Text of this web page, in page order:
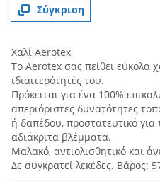
Σύγκριση
Χαλί Aerotex
Το Aerotex σας πείθει εύκολα
ιδιαιτερότητές του.
Πρόκειται για ένα 100%
απεριόριστες δυνατότητες
ή δαπέδου, προστατευτικό για
αδιάκριτα βλέμματα.
Μαλακό, αντιολισθητικό και
Δε συγκρατεί λεκέδες. Βάρος: